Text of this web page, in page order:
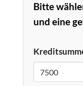
Bitte
und eine